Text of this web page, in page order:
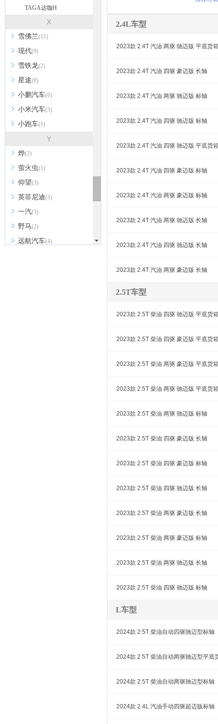
TAGA达咖H
X
雪佛兰(11)
现代(9)
雪铁龙(2)
星途(8)
小鹏汽车(6)
小米汽车(3)
小跑车(1)
Y
烨(2)
萤火虫(1)
仰望(3)
英菲尼迪(3)
一汽(3)
野马(2)
远航汽车(4)
2.4L车型
2023款 2.4T 汽油 两驱 驰迈版 平底货
2023款 2.4T 汽油 四驱 豪迈版 长轴
2023款 2.4T 汽油 两驱 驰迈版 标轴
2023款 2.4T 汽油 四驱 驰迈版 标轴
2023款 2.4T 汽油 四驱 驰迈版 平底货
2023款 2.4T 汽油 四驱 豪迈版 标轴
2023款 2.4T 汽油 两驱 豪迈版 标轴
2023款 2.4T 汽油 两驱 驰迈版 长轴
2023款 2.4T 汽油 四驱 驰迈版 长轴
2023款 2.4T 汽油 两驱 豪迈版 长轴
2.5T车型
2023款 2.5T 柴油 四驱 驰迈版 平底货
2023款 2.5T 柴油 四驱 豪迈版 平底货
2023款 2.5T 柴油 两驱 豪迈版 平底货
2023款 2.5T 柴油 两驱 驰迈版 平底货
2023款 2.5T 柴油 两驱 驰迈版 标轴
2023款 2.5T 柴油 四驱 豪迈版 长轴
2023款 2.5T 柴油 四驱 豪迈版 标轴
2023款 2.5T 柴油 四驱 驰迈版 长轴
2023款 2.5T 柴油 两驱 豪迈版 长轴
2023款 2.5T 柴油 两驱 豪迈版 标轴
2023款 2.5T 柴油 两驱 驰迈版 长轴
2023款 2.5T 柴油 四驱 驰迈版 标轴
L车型
2024款 2.5T 柴油自动四驱驰迈型标轴
2024款 2.5T 柴油自动两驱驰迈型平底
2024款 2.5T 柴油自动两驱驰迈型标轴
2024款 2.4L 汽油手动四驱超迈版标轴